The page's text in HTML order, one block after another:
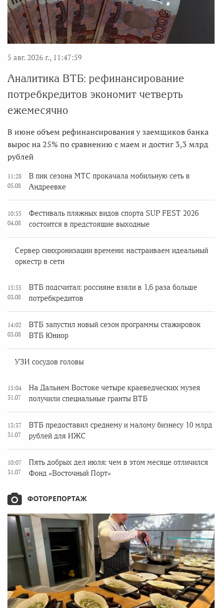
5 авг. 2026 г., 11:47:59
Аналитика ВТБ: рефинансирование
потребкредитов экономит четверть
ежемесячно
В июне объем рефинансирования у заемщиков банка
вырос на 25% по сравнению с маем и достиг 3,3 млрд
рублей
11:28
05.08
В пик сезона МТС прокачала мобильную сеть в
Андреевке
10:55
04.08
Фестиваль пляжных видов спорта SUP FEST 2026
состоится в предстоящие выходные
Сервер синхронизации времени: настраиваем идеальный
оркестр в сети
15:55
03.08
ВТБ подсчитал: россияне взяли в 1,6 раза больше
потребкредитов
14:02
03.08
ВТБ запустил новый сезон программы стажировок
ВТБ Юниор
УЗИ сосудов головы
15:04
31.07
На Дальнем Востоке четыре краеведческих музея
получили специальные гранты ВТБ
13:37
31.07
ВТБ предоставил среднему и малому бизнесу 10 млрд
рублей для ИЖС
10:07
31.07
Пять добрых дел июля: чем в этом месяце отличился
Фонд «Восточный Порт»
ФОТОРЕПОРТАЖ